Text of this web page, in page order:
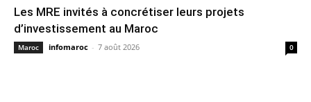
Les MRE invités à concrétiser leurs projets
d’investissement au Maroc
Maroc infomaroc - 7 août 2026 0